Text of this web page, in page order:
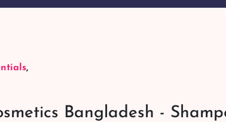
,
Bangladesh -